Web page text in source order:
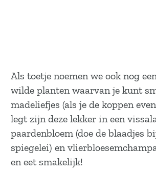
Als toetje noemen we ook nog
wilde planten waarvan je kunt
madeliefjes (als je de koppen
legt zijn deze lekker in een
paardenbloem (doe de blaadjes
spiegelei) en
en eet smakelijk!